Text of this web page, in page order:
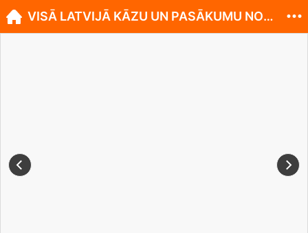
VISĀ LATVIJĀ KĀZU UN PASĀKUMU NOFORMĒŠANA!